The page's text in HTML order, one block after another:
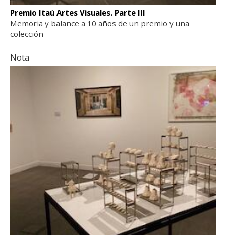
Premio Itaú Artes Visuales. Parte III
Memoria y balance a 10 años de un premio y una
colección
Nota